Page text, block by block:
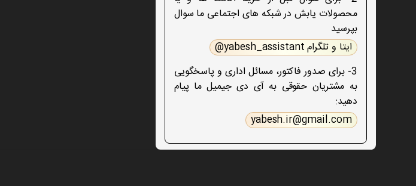
محصولات یابش در شبکه های اجتماعی ما سوال
بپرسید
ایتا و تلگرام yabesh_assistant@
3- برای صدور فاکتور، مسائل اداری و پاسخگویی
به مشتریان حقوقی به آی دی جیمیل ما پیام
دهید:
yabesh.ir@gmail.com